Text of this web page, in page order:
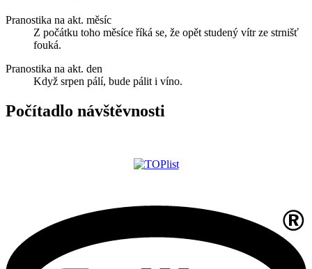
Pranostika na akt. měsíc
Z počátku toho měsíce říká se, že opět studený vítr ze strnišť
fouká.
Pranostika na akt. den
Když srpen pálí, bude pálit i víno.
Počítadlo návštěvnosti